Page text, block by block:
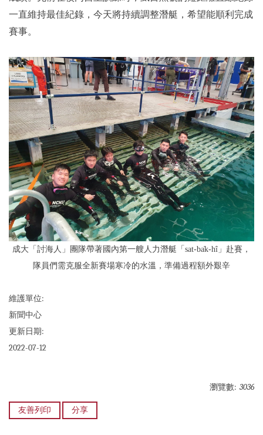
一直維持最佳紀錄，今天將持續調整潛艇，希望能順利完成
賽事。
成大「討海人」團隊帶著國內第一艘人力潛艇「sat-ba̍k-hî」赴賽，
隊員們需克服全新賽場寒冷的水溫，準備過程額外艱辛
維護單位:
新聞中心
更新日期:
2022-07-12
瀏覽數: 3036
友善列印 分享